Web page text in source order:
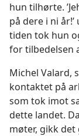
hun tilhørte.
på dere i ni
tiden tok hun
for tilbedelsen
Michel Valard,
kontaktet på
som tok imot
dette landet.
møter, gikk